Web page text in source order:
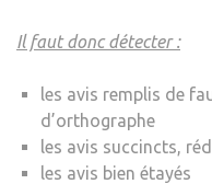
Il faut donc détecter :
les avis remplis de
d’orthographe
les avis succincts,
les avis bien étayés